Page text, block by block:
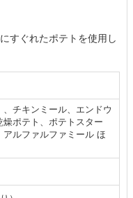
すぐれたポテトを使用し
チキンミール、エンドウ
燥ポテト、ポテトスター
ルファルファミール ほ